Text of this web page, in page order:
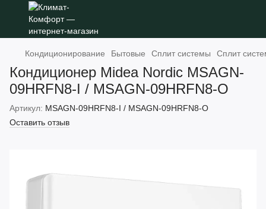
Кондиционирование Бытовые Сплит системы Сплит
Кондиционер Midea Nordic MSAGN-
09HRFN8-I / MSAGN-09HRFN8-O
Артикул: MSAGN-09HRFN8-I / MSAGN-09HRFN8-O
Оставить отзыв